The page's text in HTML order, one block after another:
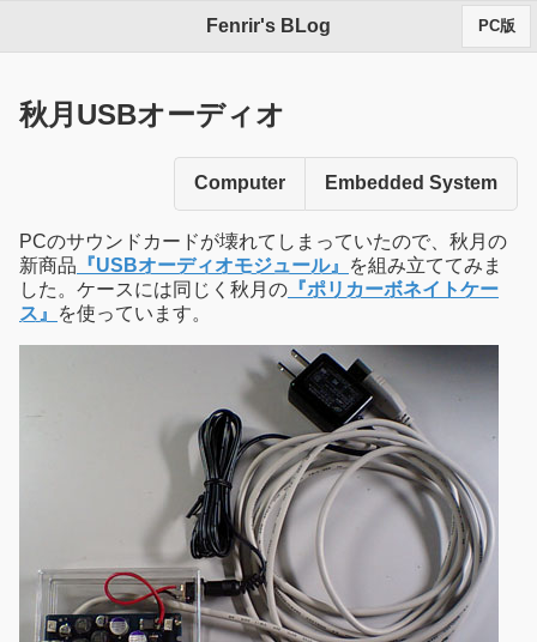
Fenrir's BLog PC版
秋月USBオーディオ
Computer Embedded System
PCのサウンドカードが壊れてしまっていたので、秋月の
新商品 『USBオーディオモジュール』
を組み立ててみま
した。ケースには同じく秋月の 『ポリカーボネイトケー
ス』
を使っています。